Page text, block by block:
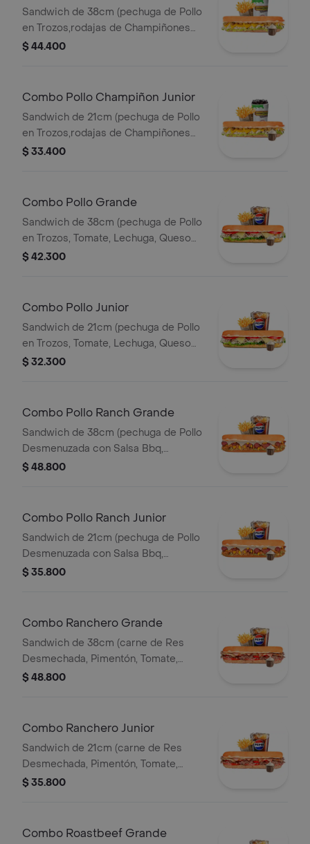
Sandwich de 38cm (pechuga de Pollo
en Trozos,rodajas de Champiñones
Salteados,lechuga,queso Amarillo y
$ 44.400
Combo Pollo Champiñon Junior
Sandwich de 21cm (pechuga de Pollo
en Trozos,rodajas de Champiñones
Salteados,lechuga,queso Amarillo y
$ 33.400
Combo Pollo Grande
Sandwich de 38cm (pechuga de Pollo
en Trozos, Tomate, Lechuga, Queso
Mozzarella y Mayonesa) Papa
$ 42.300
Combo Pollo Junior
Sandwich de 21cm (pechuga de Pollo
en Trozos, Tomate, Lechuga, Queso
Mozzarella y Mayonesa) Papa
$ 32.300
Combo Pollo Ranch Grande
Sandwich de 38cm (pechuga de Pollo
Desmenuzada con Salsa Bbq,
Tocineta, Maiz Tierno, Lechuga,
$ 48.800
Combo Pollo Ranch Junior
Sandwich de 21cm (pechuga de Pollo
Desmenuzada con Salsa Bbq,
Tocineta, Maiz Tierno, Lechuga,
$ 35.800
Combo Ranchero Grande
Sandwich de 38cm (carne de Res
Desmechada, Pimentón, Tomate,
Tocineta, Lechuga, Queso Mozzarella,
$ 48.800
Combo Ranchero Junior
Sandwich de 21cm (carne de Res
Desmechada, Pimentón, Tomate,
Tocineta, Lechuga, Queso Mozzarella,
$ 35.800
Combo Roastbeef Grande